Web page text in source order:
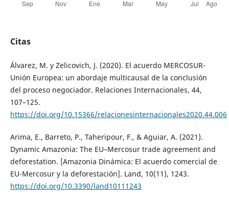
Citas
Álvarez, M. y Zelicovich, J. (2020). El acuerdo MERCOSUR-
Unión Europea: un abordaje multicausal de la conclusión
del proceso negociador. Relaciones Internacionales, 44,
107–125.
https://doi.org/10.15366/relacionesinternacionales2020.44.006
Arima, E., Barreto, P., Taheripour, F., & Aguiar, A. (2021).
Dynamic Amazonia: The EU–Mercosur trade agreement and
deforestation. [Amazonia Dinámica: El acuerdo comercial de
EU-Mercosur y la deforestación]. Land, 10(11), 1243.
https://doi.org/10.3390/land10111243